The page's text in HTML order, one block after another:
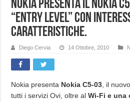
Nokia presenta il Nokia
“entry level” con
caratteristiche.
Diego Cervia 14 Ottobre, 2010
Nokia presenta Nokia C5-03 , il
tutti i servizi Ovi, oltre al Wi-Fi e una